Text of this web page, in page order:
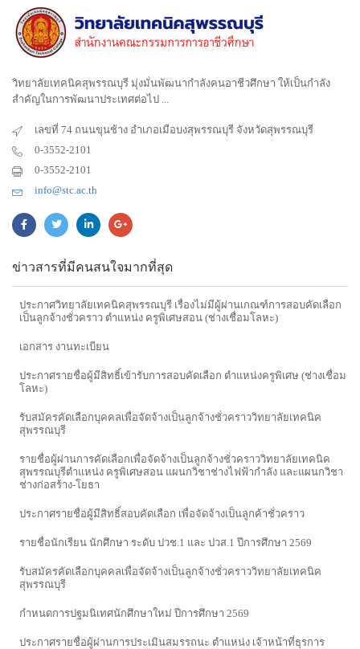
วิทยาลัยเทคนิคสุพรรณบุรี มุ่งมั่นพัฒนากำลังคนอาชีวศึกษา ให้เป็นกำลัง
สำคัญในการพัฒนาประเทศต่อไป ...
เลขที่ 74 ถนนขุนช้าง อำเภอเมือบงสุพรรณบุรี จังหวัดสุพรรณบุรี
0-3552-2101
0-3552-2101
info@stc.ac.th
ข่าวสารที่มีคนสนใจมากที่สุด
ประกาศวิทยาลัยเทคนิคสุพรรณบุรี เรื่องไม่มีผู้ผ่านเกณฑ์การสอบคัดเลือก
เป็นลูกจ้างชั่วคราว ตำแหน่ง ครูพิเศษสอน (ช่างเชื่อมโลหะ)
เอกสาร งานทะเบียน
ประกาศรายชื่อผู้มีสิทธิ์เข้ารับการสอบคัดเลือก ตำแหน่งครูพิเศษ (ช่างเชื่อม
โลหะ)
รับสมัครคัดเลือกบุคคลเพื่อจัดจ้างเป็นลูกจ้างชั่วคราววิทยาลัยเทคนิค
สุพรรณบุรี
รายชื่อผู้ผ่านการคัดเลือกเพื่อจัดจ้างเป็นลูกจ้างชั่วคราววิทยาลัยเทคนิค
สุพรรณบุรีตำแหน่ง ครูพิเศษสอน แผนกวิชาช่างไฟฟ้ากำลัง และแผนกวิชา
ช่างก่อสร้าง-โยธา
ประกาศรายชื่อผู้มีสิทธิ์สอบคัดเลือก เพื่อจัดจ้างเป็นลูกค้าชั่วคราว
รายชื่อนักเรียน นักศึกษา ระดับ ปวช.1 และ ปวส.1 ปีการศึกษา 2569
รับสมัครคัดเลือกบุคคลเพื่อจัดจ้างเป็นลูกจ้างชั่วคราววิทยาลัยเทคนิค
สุพรรณบุรี
กำหนดการปฐมนิเทศนักศึกษาใหม่ ปีการศึกษา 2569
ประกาศรายชื่อผู้ผ่านการประเมินสมรรถนะ ตำแหน่ง เจ้าหน้าที่ธุรการ